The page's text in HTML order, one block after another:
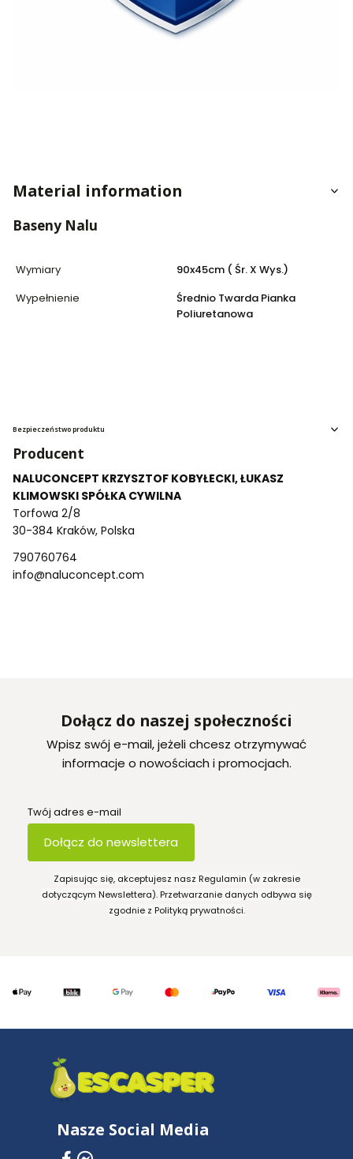
Material information
Baseny Nalu
Wymiary
90x45cm ( Śr. X Wys.)
Wypełnienie
Średnio Twarda Pianka
Poliuretanowa
Bezpieczeństwo produktu
Producent
NALUCONCEPT KRZYSZTOF KOBYŁECKI, ŁUKASZ
KLIMOWSKI SPÓŁKA CYWILNA
Torfowa 2/8
30-384 Kraków, Polska
790760764
info@naluconcept.com
Dołącz do naszej społeczności
Wpisz swój e-mail, jeżeli chcesz otrzymywać
informacje o nowościach i promocjach.
Twój adres e-mail
Dołącz do newslettera
Zapisując się, akceptujesz nasz Regulamin (w zakresie
dotyczącym Newslettera). Przetwarzanie danych odbywa się
zgodnie z Polityką prywatności.
Nasze Social Media